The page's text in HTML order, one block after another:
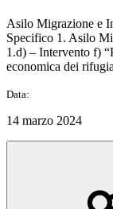
Asilo Migrazione e
Specifico 1. Asilo
1.d) – Intervento f)
economica dei
Data:
14 marzo 2024